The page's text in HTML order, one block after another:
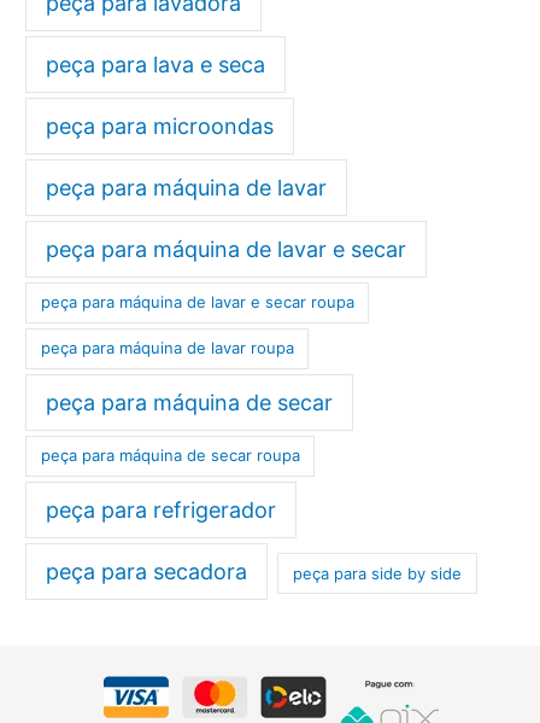
peça para lava e seca
peça para microondas
peça para máquina de lavar
peça para máquina de lavar e secar
peça para máquina de lavar e secar roupa
peça para máquina de lavar roupa
peça para máquina de secar
peça para máquina de secar roupa
peça para refrigerador
peça para secadora peça para side by side